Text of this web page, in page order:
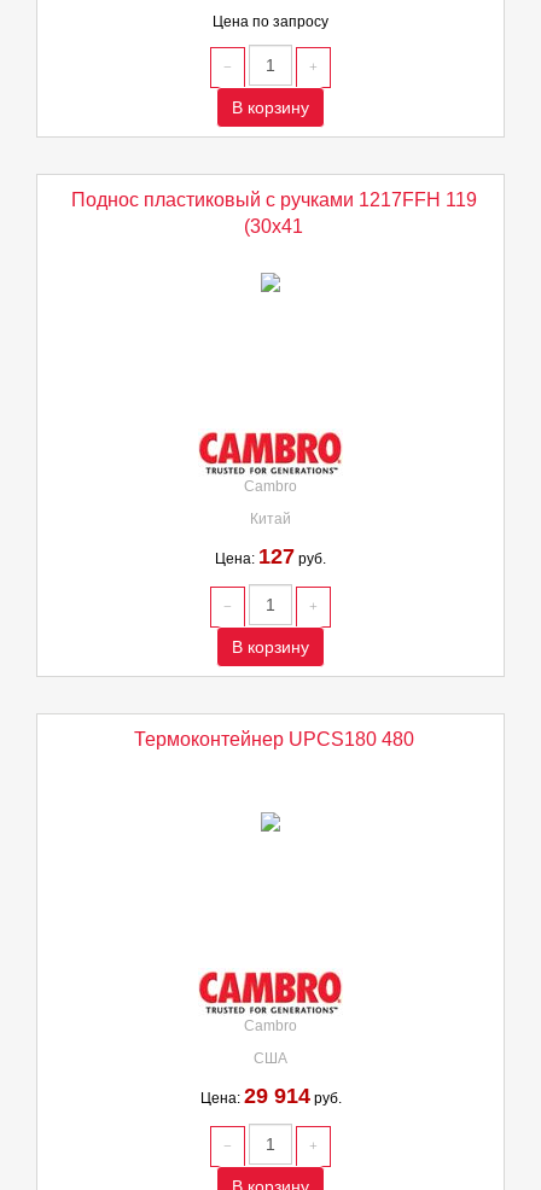
Цена по запросу
В корзину
Поднос пластиковый с ручками 1217FFH 119
(30х41
Cambro
Китай
Цена: 127 руб.
В корзину
Термоконтейнер UPCS180 480
Cambro
США
Цена: 29 914руб.